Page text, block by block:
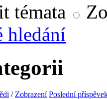
témata
hledání
/ Zobrazení Poslední